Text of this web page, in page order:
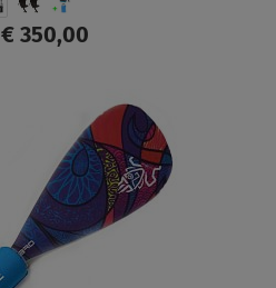
€ 350,00